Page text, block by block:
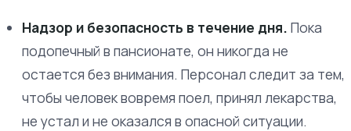
Надзор и безопасность в течение дня. Пока
подопечный в пансионате, он никогда не
остается без внимания. Персонал следит за тем,
чтобы человек вовремя поел, принял лекарства,
не устал и не оказался в опасной ситуации.